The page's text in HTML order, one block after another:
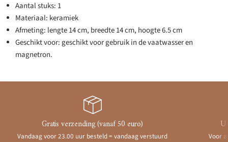
Aantal stuks: 1
Materiaal: keramiek
Afmeting: lengte 14 cm, breedte 14 cm, hoogte 6.5 cm
Geschikt voor: geschikt voor gebruik in de vaatwasser en
magnetron.
Gratis verzending (vanaf 50 euro)
Vandaag voor 23.00 uur besteld = vandaag verstuurd Voor